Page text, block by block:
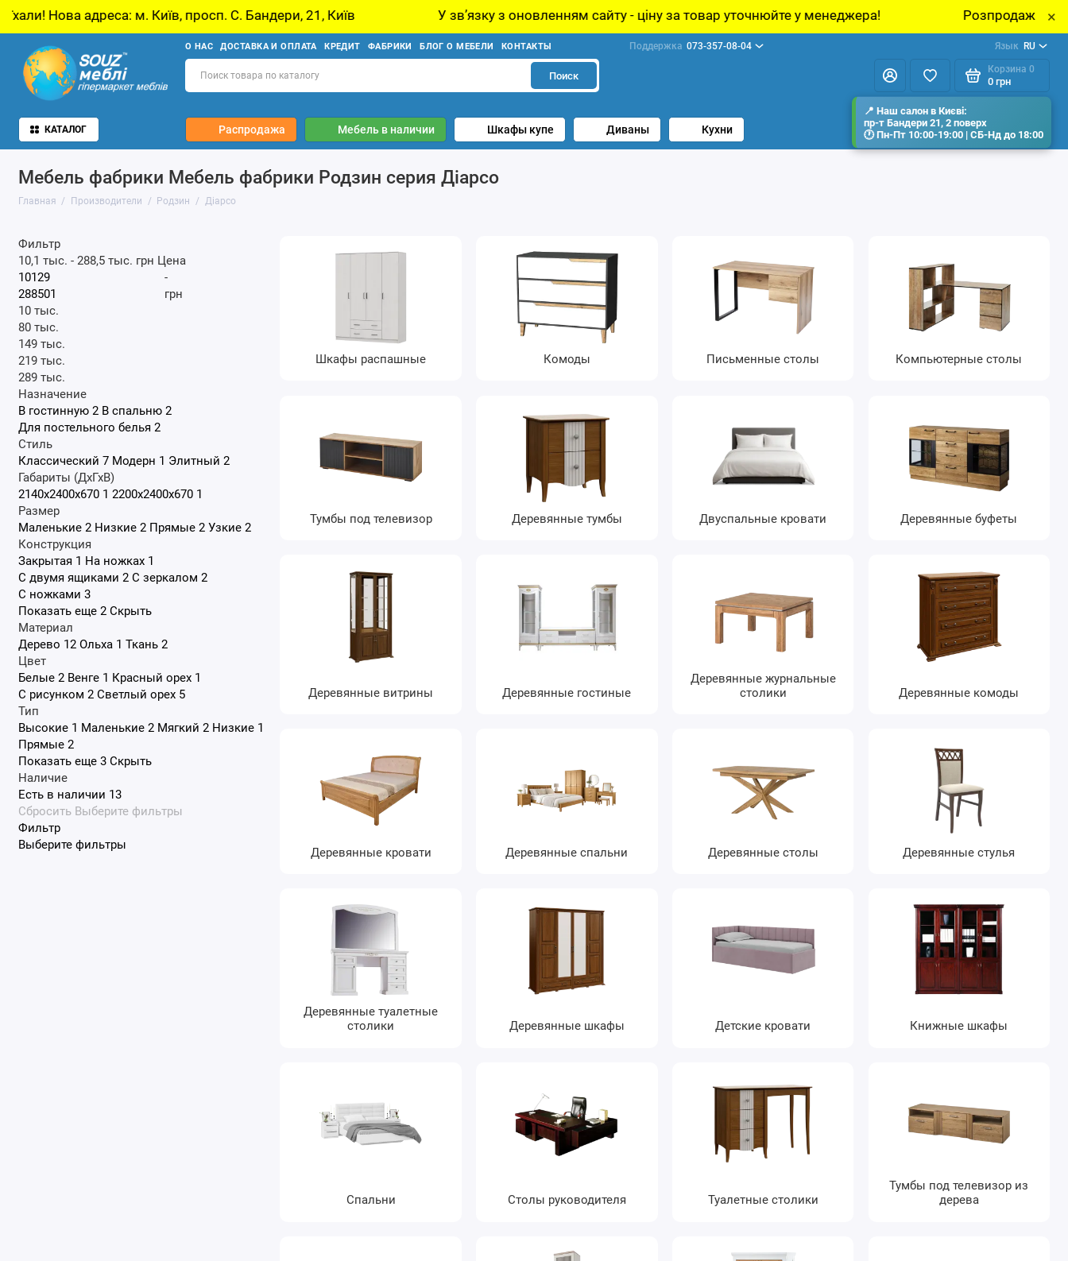
Київ, просп. С. Бандери, 21, Київ У звʼязку з оновленням сайту - ціну за товар уточнюйте у менеджера! Розпродаж виставкових зразків ×
О НАС ДОСТАВКА И ОПЛАТА КРЕДИТ ФАБРИКИ БЛОГ О МЕБЕЛИ КОНТАКТЫ Поддержка 073-357-08-04 Язык RU
Поиск
Корзина 0
0 грн
КАТАЛОГ Распродажа Мебель в наличии Шкафы купе Диваны Кухни
Мебель фабрики Мебель фабрики Родзин cерия Діарсо
Главная Производители Родзин Діарсо
Фильтр
10,1 тыс. - 288,5 тыс. грн Цена
-
грн
10 тыс.
80 тыс.
149 тыс.
219 тыс.
289 тыс.
Назначение
В гостинную 2 В спальню 2
Для постельного белья 2
Стиль
Классический 7 Модерн 1 Элитный 2
Габариты (ДхГхВ)
2140x2400x670 1 2200x2400x670 1
Размер
Маленькие 2 Низкие 2 Прямые 2 Узкие 2
Конструкция
Закрытая 1 На ножках 1
С двумя ящиками 2 С зеркалом 2
С ножками 3
Показать еще 2 Скрыть
Материал
Дерево 12 Ольха 1 Ткань 2
Цвет
Белые 2 Венге 1 Красный орех 1
С рисунком 2 Светлый орех 5
Тип
Высокие 1 Маленькие 2 Мягкий 2 Низкие 1
Прямые 2
Показать еще 3 Скрыть
Наличие
Есть в наличии 13
Сбросить Выберите фильтры
Фильтр
Выберите фильтры
Шкафы распашные Комоды Письменные столы Компьютерные столы
Тумбы под телевизор Деревянные тумбы Двуспальные кровати Деревянные буфеты
Деревянные витрины Деревянные гостиные
Деревянные журнальные
столики
Деревянные комоды
Деревянные кровати Деревянные спальни Деревянные столы Деревянные стулья
Деревянные туалетные
столики
Деревянные шкафы Детские кровати Книжные шкафы
Спальни Столы руководителя Туалетные столики
Тумбы под телевизор из
дерева